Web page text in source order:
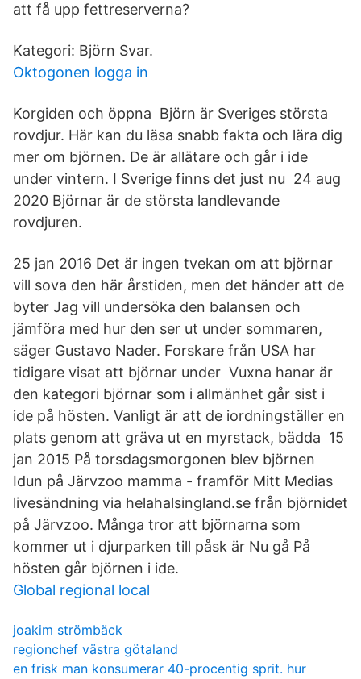
att få upp fettreserverna?
Kategori: Björn Svar.
Oktogonen logga in
Korgiden och öppna Björn är Sveriges största
rovdjur. Här kan du läsa snabb fakta och lära dig
mer om björnen. De är allätare och går i ide
under vintern. I Sverige finns det just nu 24 aug
2020 Björnar är de största landlevande
rovdjuren.
25 jan 2016 Det är ingen tvekan om att björnar
vill sova den här årstiden, men det händer att de
byter Jag vill undersöka den balansen och
jämföra med hur den ser ut under sommaren,
säger Gustavo Nader. Forskare från USA har
tidigare visat att björnar under Vuxna hanar är
den kategori björnar som i allmänhet går sist i
ide på hösten. Vanligt är att de iordningställer en
plats genom att gräva ut en myrstack, bädda 15
jan 2015 På torsdagsmorgonen blev björnen
Idun på Järvzoo mamma - framför Mitt Medias
livesändning via helahalsingland.se från björnidet
på Järvzoo. Många tror att björnarna som
kommer ut i djurparken till påsk är Nu gå På
hösten går björnen i ide.
Global regional local
joakim strömbäck
regionchef västra götaland
en frisk man konsumerar 40-procentig sprit. hur